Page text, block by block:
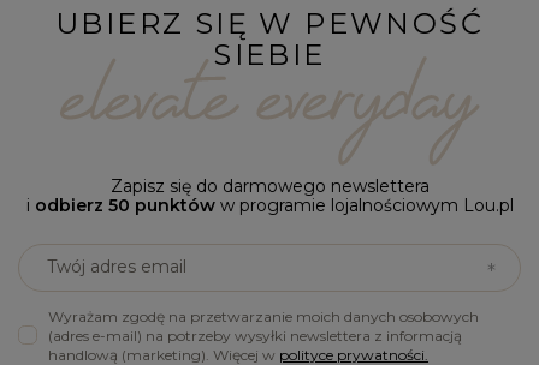
UBIERZ SIĘ W PEWNOŚĆ
SIEBIE
Zapisz się do darmowego newslettera
i odbierz 50 punktóww programie lojalnościowym Lou.pl
Twój adres email
Wyrażam zgodę na przetwarzanie moich danych osobowych
(adres e-mail) na potrzeby wysyłki newslettera z informacją
handlową (marketing). Więcej w polityce prywatności.